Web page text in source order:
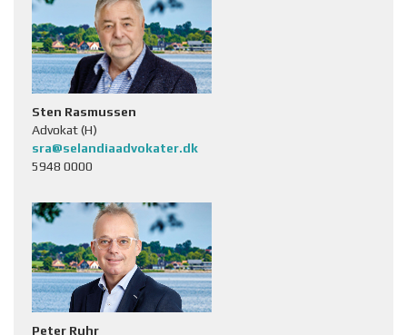
Sten Rasmussen
Advokat (H)
sra@selandiaadvokater.dk
5948 0000
Peter Ruhr